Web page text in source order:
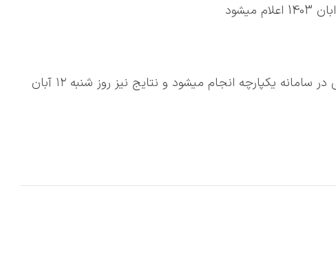
🔹امروز قرعه کشی طرح عرضه خودروهای وارداتی در سامانه یکپارچه انجام میشود و نتایج نیز روز شنبه ۱۲ آبان